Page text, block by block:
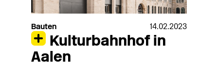
Bauten 14.02.2023
Kulturbahnhof in
Aalen